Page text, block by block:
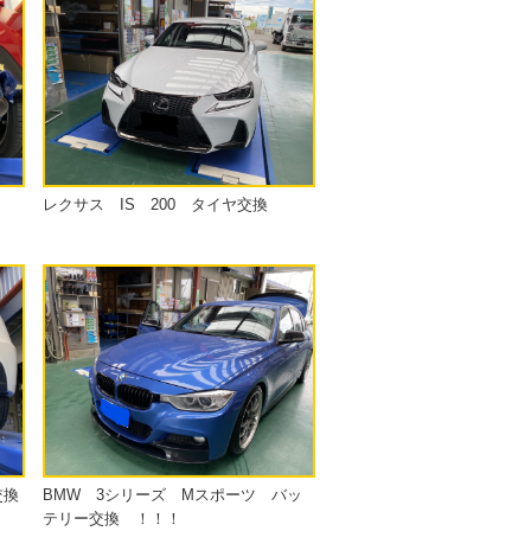
レクサス IS 200 タイヤ交換
BMW 3シリーズ Mスポーツ バッ
テリー交換 ！！！